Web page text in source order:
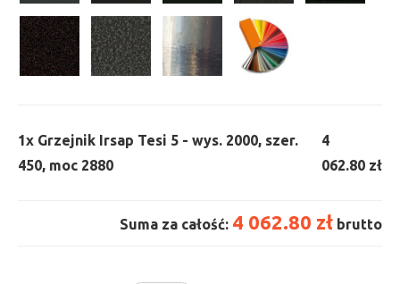
1x Grzejnik Irsap Tesi 5 - wys. 2000, szer.
450, moc 2880
4
062.80 zł
Suma za całość: 4 062.80 zł brutto